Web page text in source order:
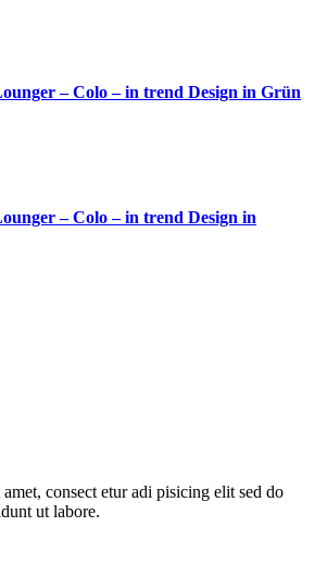
– Colo – in trend Design in Grün
– Colo – in trend Design in
consect etur adi pisicing elit sed do
ut labore.